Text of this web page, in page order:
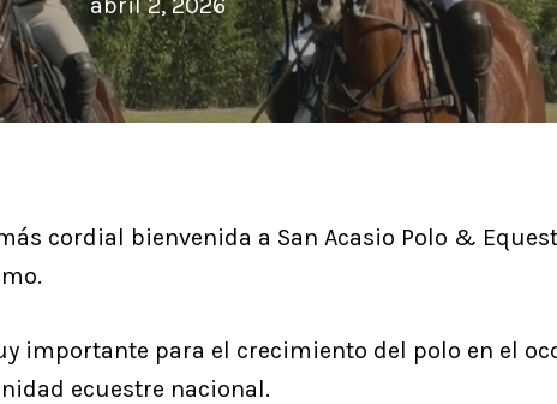
cordial bienvenida a San Acasio Polo &
importante para el crecimiento del polo en el
ecuestre nacional.